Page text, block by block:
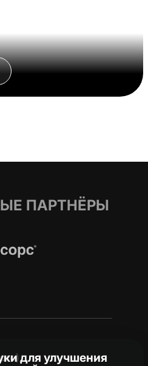
ПАРТНЁРЫ
для улучшения